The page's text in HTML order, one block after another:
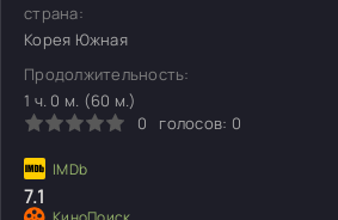
страна:
Корея Южная
Продолжительность:
1 ч. 0 м. (60 м.)
0
голосов: 0
7.1